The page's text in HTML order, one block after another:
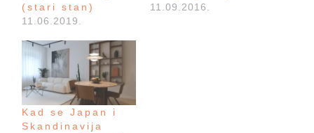
(stari stan)
11.06.2019.
11.09.2016.
Kad se Japan i
Skandinavija